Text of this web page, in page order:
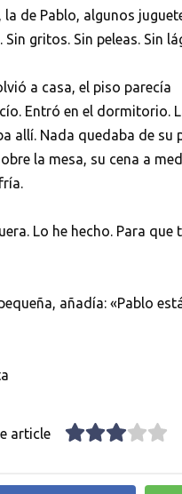
la de Pablo, algunos
Sin gritos. Sin peleas. Sin
a casa, el piso parecía
Entró en el dormitorio.
allí. Nada quedaba de su
la mesa, su cena a
Lo he hecho. Para que
añadía: «Pablo
article